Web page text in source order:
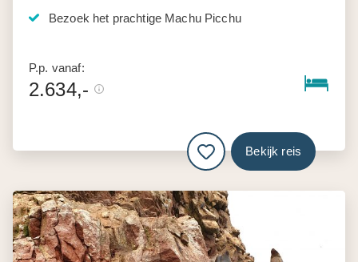
Bezoek het prachtige Machu Picchu
P.p. vanaf:
2.634,-
Bekijk reis